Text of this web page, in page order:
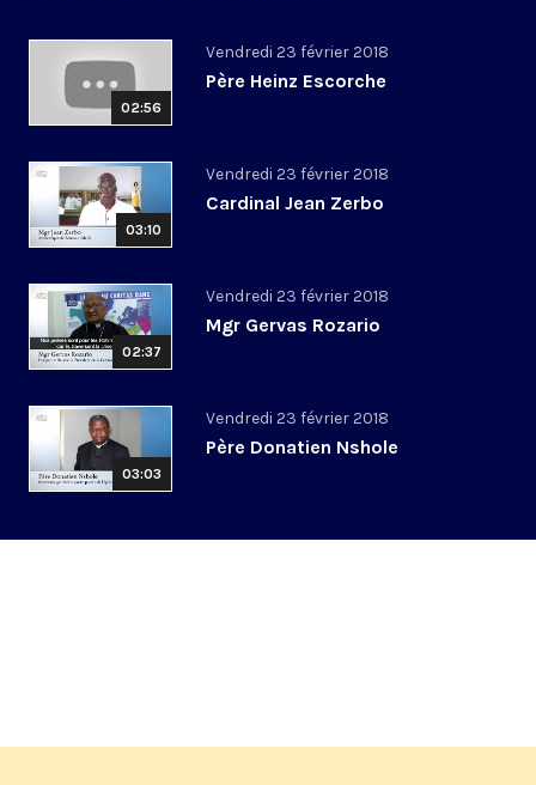
02:56
Vendredi 23 février 2018
Père Heinz Escorche
03:10
Vendredi 23 février 2018
Cardinal Jean Zerbo
02:37
Vendredi 23 février 2018
Mgr Gervas Rozario
03:03
Vendredi 23 février 2018
Père Donatien Nshole